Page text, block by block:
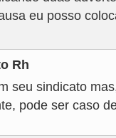
eu posso
Rh
seu sindicato
pode ser caso